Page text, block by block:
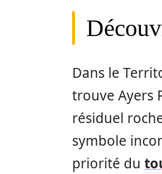
Dans le
trouve Ayers
résiduel
symbole
priorité du